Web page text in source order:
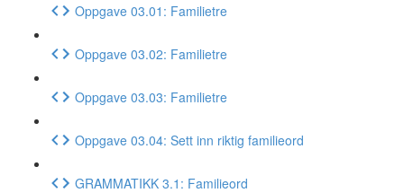
Oppgave 03.01: Familietre
Oppgave 03.02: Familietre
Oppgave 03.03: Familietre
Oppgave 03.04: Sett inn riktig familieord
GRAMMATIKK 3.1: Familieord